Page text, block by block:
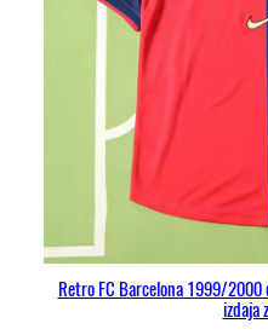
Retro FC Barcelona 1999/
izdaja